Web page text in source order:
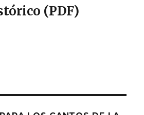
(PDF)